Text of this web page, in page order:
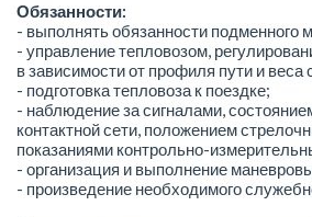
Обязанности:
- выполнять обязанности подменного
- управление тепловозом,
в зависимости от профиля пути и веса
- подготовка тепловоза к поездке;
- наблюдение за сигналами,
контактной сети, положением
показаниями контрольно-
- организация и выполнение
- произведение необходимого